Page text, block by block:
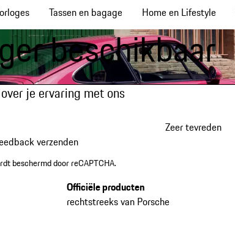
Tassen en bagage Home en Lifestyle
beschikbaar
je ervaring met ons
Zeer tevreden
verzenden
beschermd door reCAPTCHA.
Officiële producten
rechtstreeks van Porsche